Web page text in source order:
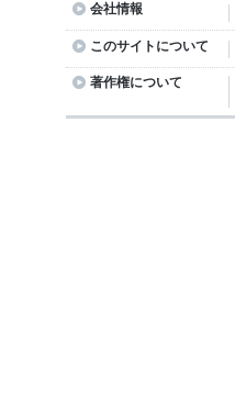
会社情報
このサイトについて
著作権について